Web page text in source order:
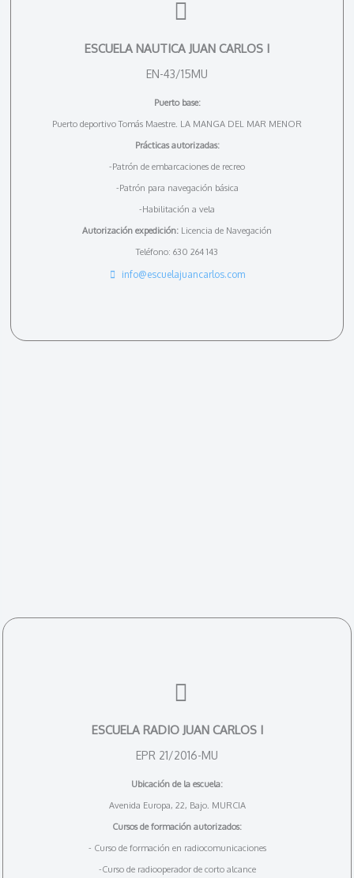
ESCUELA NAUTICA JUAN CARLOS I
EN-43/15MU
Puerto base:
Puerto deportivo Tomás Maestre. LA MANGA DEL MAR MENOR
Prácticas autorizadas:
-Patrón de embarcaciones de recreo
-Patrón para navegación básica
-Habilitación a vela
Autorización expedición: Licencia de Navegación
Teléfono: 630 264 143
info@escuelajuancarlos.com
ESCUELA RADIO JUAN CARLOS I
EPR 21/2016-MU
Ubicación de la escuela:
Avenida Europa, 22, Bajo. MURCIA
Cursos de formación autorizados:
- Curso de formación en radiocomunicaciones
-Curso de radiooperador de corto alcance